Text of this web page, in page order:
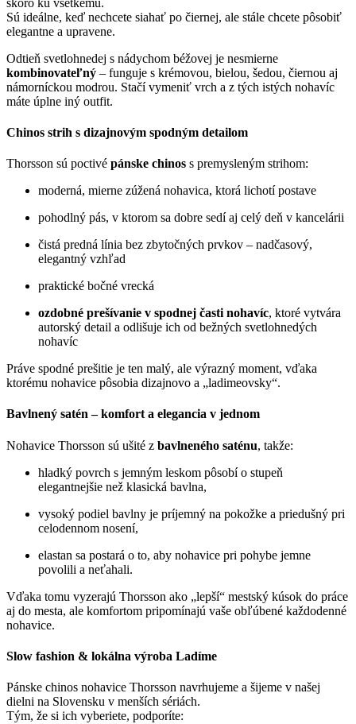
Sú ideálne, keď nechcete siahať po čiernej, ale stále chcete pôsobiť
elegantne a upravene.
Odtieň svetlohnedej s nádychom béžovej je nesmierne
kombinovateľný – funguje s krémovou, bielou, šedou, čiernou aj
námorníckou modrou. Stačí vymeniť vrch a z tých istých nohavíc
máte úplne iný outfit.
Chinos strih s dizajnovým spodným detailom
Thorsson sú poctivé pánske chinos s premysleným strihom:
moderná, mierne zúžená nohavica, ktorá lichotí postave
pohodlný pás, v ktorom sa dobre sedí aj celý deň v kancelárii
čistá predná línia bez zbytočných prvkov – nadčasový,
elegantný vzhľad
praktické bočné vrecká
ozdobné prešívanie v spodnej časti nohavíc, ktoré vytvára
autorský detail a odlišuje ich od bežných svetlohnedých
nohavíc
Práve spodné prešitie je ten malý, ale výrazný moment, vďaka
ktorému nohavice pôsobia dizajnovo a „ladimeovsky“.
Bavlnený satén – komfort a elegancia v jednom
Nohavice Thorsson sú ušité z bavlneného saténu, takže:
hladký povrch s jemným leskom pôsobí o stupeň
elegantnejšie než klasická bavlna,
vysoký podiel bavlny je príjemný na pokožke a priedušný pri
celodennom nosení,
elastan sa postará o to, aby nohavice pri pohybe jemne
povolili a neťahali.
Vďaka tomu vyzerajú Thorsson ako „lepší“ mestský kúsok do práce
aj do mesta, ale komfortom pripomínajú vaše obľúbené každodenné
nohavice.
Slow fashion & lokálna výroba Ladíme
Pánske chinos nohavice Thorsson navrhujeme a šijeme v našej
dielni na Slovensku v menších sériách.
Tým, že si ich vyberiete, podporíte: